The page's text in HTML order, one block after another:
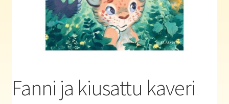
Haluatko kirjailijaksi?
Fanni ja kiusattu kaveri